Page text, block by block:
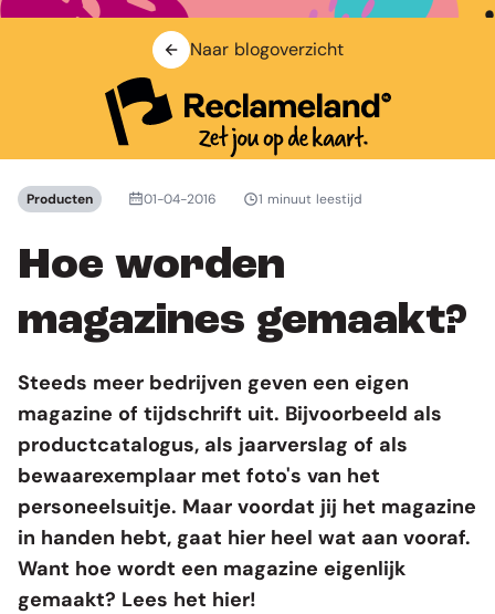
Naar blogoverzicht
Producten 01-04-2016 1 minuut leestijd
Hoe worden
magazines gemaakt?
Steeds meer bedrijven geven een eigen
magazine of tijdschrift uit. Bijvoorbeeld als
productcatalogus, als jaarverslag of als
bewaarexemplaar met foto's van het
personeelsuitje. Maar voordat jij het magazine
in handen hebt, gaat hier heel wat aan vooraf.
Want hoe wordt een magazine eigenlijk
gemaakt? Lees het hier!